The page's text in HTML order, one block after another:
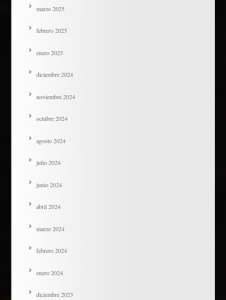
marzo 2025
febrero 2025
enero 2025
diciembre 2024
noviembre 2024
octubre 2024
agosto 2024
julio 2024
junio 2024
abril 2024
marzo 2024
febrero 2024
enero 2024
diciembre 2023